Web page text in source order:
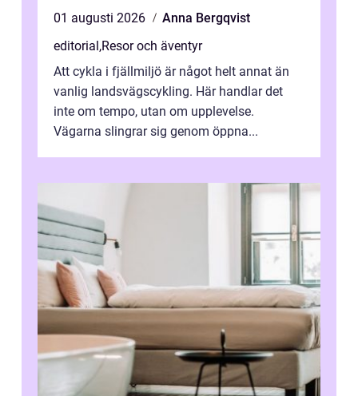
01 augusti 2026
Anna Bergqvist
editorial,Resor och äventyr
Att cykla i fjällmiljö är något helt annat än
vanlig landsvägscykling. Här handlar det
inte om tempo, utan om upplevelse.
Vägarna slingrar sig genom öppna...